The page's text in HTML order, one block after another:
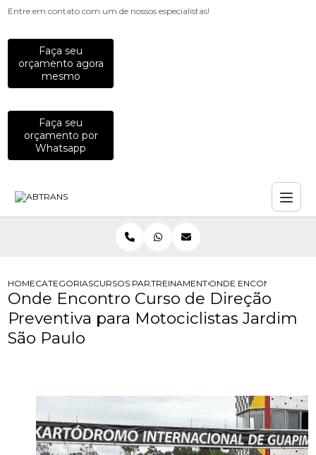
Entre em contato com um de nossos especialistas!
Faça seu
orçamento agora
mesmo
Faça seu
orçamento por
Whatsapp
HOMECATEGORIASCURSOS PARA MOTOCICLISTAS
TREINAMENTO DE PILOTAGEM PARA
ONDE ENCONTRO
Onde Encontro Curso de Direção
Preventiva para Motociclistas Jardim
São Paulo